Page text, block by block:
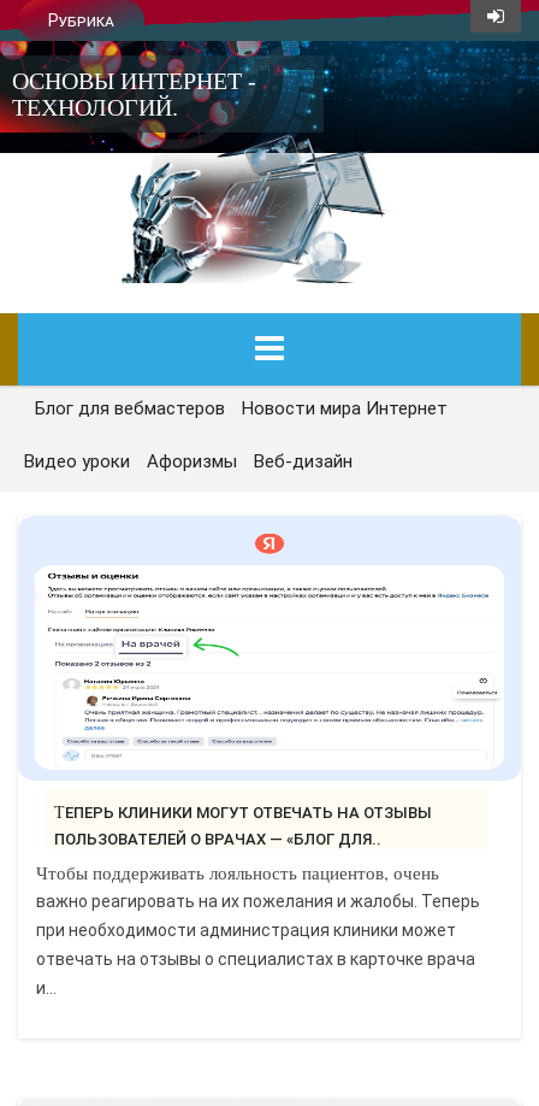
Рубрика
ОСНОВЫ ИНТЕРНЕТ -
ТЕХНОЛОГИЙ.
ГЛАВНАЯ
СЕГОДНЯ
САЙТОСТРОЕНИЕ
РЕМОНТ И СОВЕТЫ
ИНТЕРНЕТ И СВЯЗЬ
УЧЕБНИК CSS
Блог для вебмастеров Новости мира Интернет
Видео уроки Афоризмы Веб-дизайн
ТЕПЕРЬ КЛИНИКИ МОГУТ ОТВЕЧАТЬ НА ОТЗЫВЫ
ПОЛЬЗОВАТЕЛЕЙ О ВРАЧАХ — «БЛОГ ДЛЯ..
Чтобы поддерживать лояльность пациентов, очень
важно реагировать на их пожелания и жалобы. Теперь
при необходимости администрация клиники может
отвечать на отзывы о специалистах в карточке врача
и...